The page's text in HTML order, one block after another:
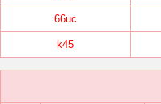
66uc
k45